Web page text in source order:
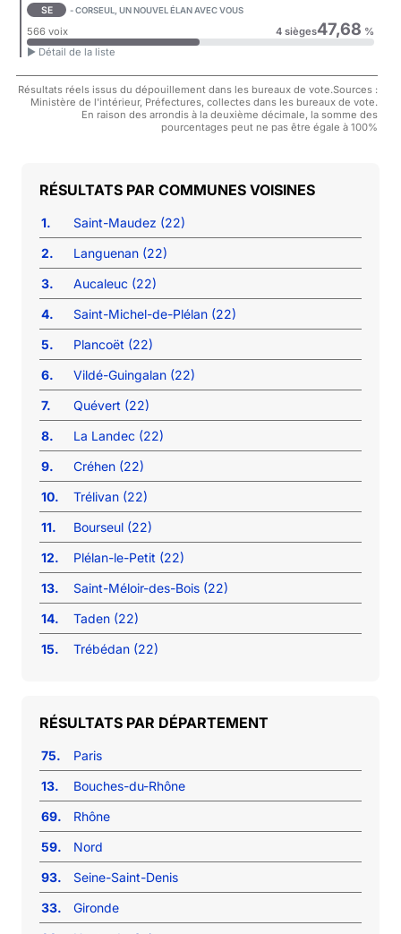
SE - CORSEUL, UN NOUVEL ÉLAN AVEC VOUS
566 voix 4 sièges47,68 %
► Détail de la liste
Résultats réels issus du dépouillement dans les bureaux de vote.Sources :
Ministère de l'intérieur, Préfectures, collectes dans les bureaux de vote.
En raison des arrondis à la deuxième décimale, la somme des
pourcentages peut ne pas être égale à 100%
COMMUNES VOISINES
1.
Saint-Maudez (22)
2.
Languenan (22)
3.
Aucaleuc (22)
4.
Saint-Michel-de-Plélan (22)
5.
Plancoët (22)
6.
Vildé-Guingalan (22)
7.
Quévert (22)
8.
La Landec (22)
9.
Créhen (22)
10.
Trélivan (22)
11.
Bourseul (22)
12.
Plélan-le-Petit (22)
13.
Saint-Méloir-des-Bois (22)
14.
Taden (22)
15.
Trébédan (22)
RÉSULTATS PAR DÉPARTEMENT
75.
Paris
13.
Bouches-du-Rhône
69.
Rhône
59.
Nord
93.
Seine-Saint-Denis
33.
Gironde